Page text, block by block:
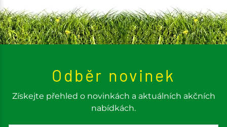
Odběr novinek
Získejte přehled o novinkách a aktuálních akčních
nabídkách.